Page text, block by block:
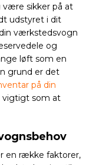
være sikker på at
udstyret i dit
værkstedsvogn
og
løft som en
grund er det
på din
vigtigt som at
en række faktorer,